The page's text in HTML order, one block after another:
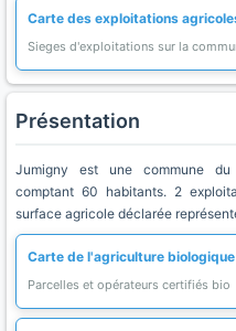
Carte des exploitations
Sieges d'exploitations sur la
Présentation
Jumigny est une commune du
comptant 60 habitants. 2
surface agricole déclarée
Carte de l'agriculture biologique
Parcelles et opérateurs certifiés bio